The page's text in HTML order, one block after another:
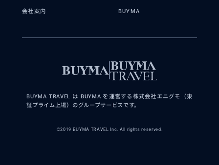
会社案内 BUYMA
BUYMA TRAVEL は BUYMA を運営する株式会社エニグモ（東
証プライム上場）のグループサービスです。
©2019 BUYMA TRAVEL Inc. All rights reserved.